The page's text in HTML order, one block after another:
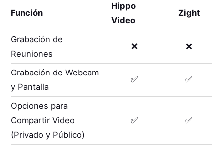
Función
Hippo
Video
Zight
Grabación de
Reuniones
❌ ❌
Grabación de Webcam
y Pantalla
✅ ✅
Opciones para
Compartir Video
(Privado y Público)
✅ ✅